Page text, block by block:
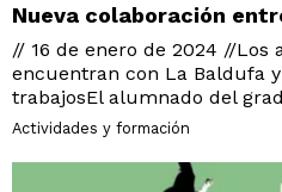
Nueva colaboración
// 16 de enero de 2024 //Los
encuentran con La Baldufa
trabajosEl alumnado del
Actividades y formación